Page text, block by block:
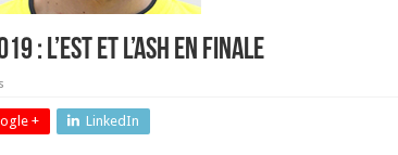
: l’EST et l’ASH en finale
+ LinkedIn